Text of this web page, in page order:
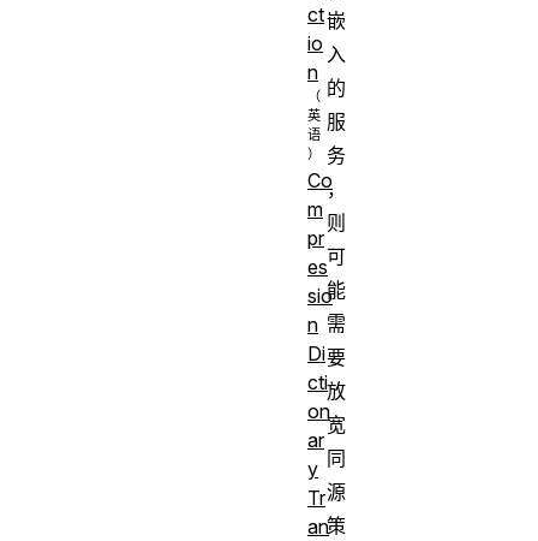
嵌
入
的
服
务
，
则
可
能
需
要
放
宽
同
源
策
ct
io
n
Co
m
pr
es
sio
n
Di
cti
on
ar
y
Tr
an